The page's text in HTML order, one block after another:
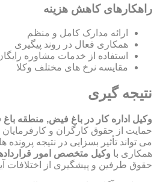
راهکارهای کاهش هزینه
ارائه مدارک کامل و منظم
همکاری فعال در روند پیگیری
استفاده از خدمات مشاوره
مقایسه نرخ های مختلف وکلا
نتیجه گیری
وکیل اداره کار در باغ فیض, منطقه
حمایت از حقوق کارگران و
می تواند تأثیر بسزایی در نتیجه
همکاری با وکیل متخصص امور
حقوق طرفین و پیشگیری از اختلافات